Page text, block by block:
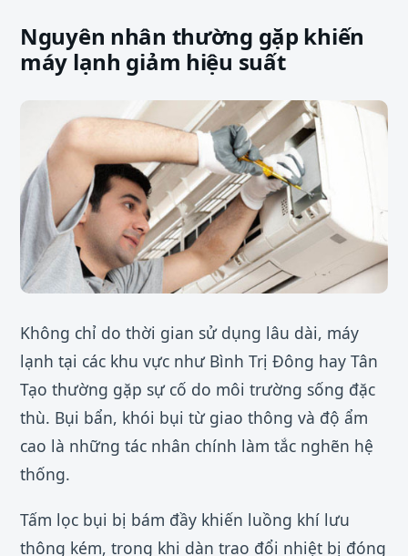
Nguyên nhân thường gặp khiến
máy lạnh giảm hiệu suất
Không chỉ do thời gian sử dụng lâu dài, máy
lạnh tại các khu vực như Bình Trị Đông hay Tân
Tạo thường gặp sự cố do môi trường sống đặc
thù. Bụi bẩn, khói bụi từ giao thông và độ ẩm
cao là những tác nhân chính làm tắc nghẽn hệ
thống.
Tấm lọc bụi bị bám đầy khiến luồng khí lưu
thông kém, trong khi dàn trao đổi nhiệt bị đóng